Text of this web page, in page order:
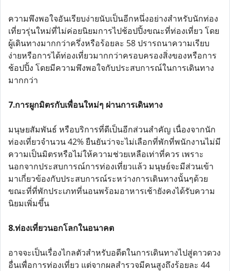
ความพึงพอใจอันเรียบง่ายนับเป็นอีกหนึ่งอย่างสำหรับนักท่อง
เที่ยวรุ่นใหม่ที่ไม่ค่อยนิยมการไปช้อปปิ้งขณะที่ท่องเที่ยว โดย
ผู้เดินทางมากกว่าครึ่งหรือร้อยละ 58 ปรารถนาความเรียบ
ง่ายหรือการได้ท่องเที่ยวมากกว่าครอบครองสิ่งของหรือการ
ช้อปปิ้ง โดยมีความพึงพอใจกับประสบการณ์ในการเดินทาง
มากกว่า
7.การผูกมิตรกับเพื่อนใหม่ๆ ผ่านการเดินทาง
มนุษยสัมพันธ์ หรือบริการที่ดีเป็นอีกส่วนสำคัญ เนื่องจากนัก
ท่องเที่ยวจำนวน 42% ยืนยันว่าจะไม่เลือกที่พักที่พนักงานไม่มี
ความเป็นมิตรหรือไม่ให้ความช่วยเหลือเท่าที่ควร เพราะ
นอกจากประสบการณ์การท่องเที่ยวแล้ว มนุษย์จะมีส่วนเข้า
มาเกี่ยวข้องกับประสบการณ์ระหว่างการเดินทางนั้นๆด้วย
ขณะที่ที่พักประเภทที่นอนพร้อมอาหารเช้ายังคงได้รับความ
นิยมเพิ่มขึ้น
8.ท่องเที่ยวนอกโลกในอนาคต
อาจจะเป็นเรื่องไกลตัวสำหรับอดีตในการเดินทางไปสู่ดาวดวง
อื่นเพื่อการท่องเที่ยว แต่จากผลสำรวจมีคนสูงถึงร้อยละ 44